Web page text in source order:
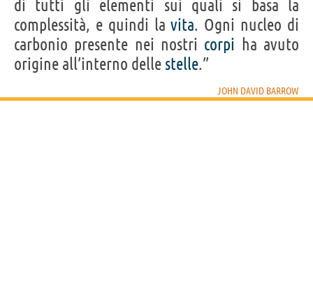
Personaggi affini per PROFESSIONE CONTENUTI
di tutti gli elementi sui quali si basa la
complessità, e quindi lavita. Ogni nucleo di
carbonio presente nei nostri corpi ha avuto
origine all’interno delle stelle.”
JOHN DAVID BARROW